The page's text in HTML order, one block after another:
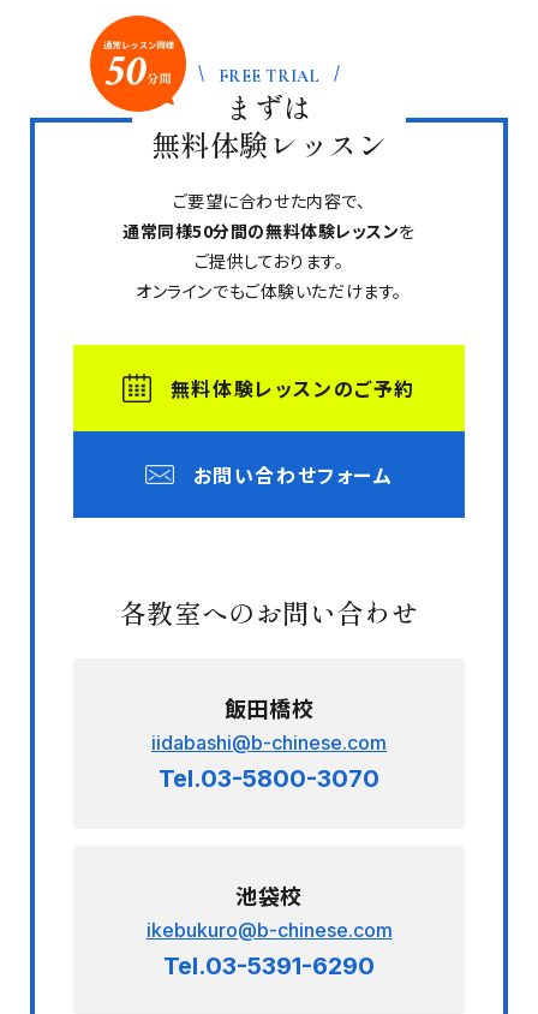
FREE TRIAL
まずは
無料体験レッスン
ご要望に合わせた内容で、
通常同様50分間の無料体験レッスンを
ご提供しております。
オンラインでもご体験いただけます。
無料体験レッスンのご予約
お問い合わせフォーム
各教室へのお問い合わせ
飯田橋校
iidabashi@b-chinese.com
Tel.03-5800-3070
池袋校
ikebukuro@b-chinese.com
Tel.03-5391-6290